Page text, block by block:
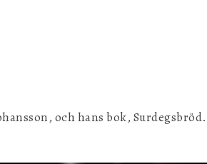
och hans bok,